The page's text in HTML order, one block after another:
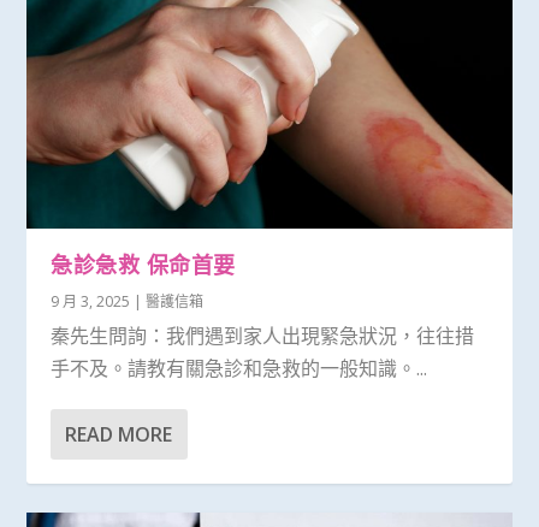
急診急救 保命首要
9 月 3, 2025 |醫護信箱
秦先生問詢：我們遇到家人出現緊急狀況，往往措
手不及。請教有關急診和急救的一般知識。...
READ MORE